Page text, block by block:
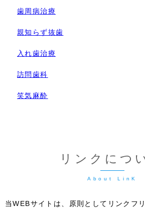
歯周病治療
親知らず抜歯
入れ歯治療
訪問歯科
笑気麻酔
リンクにつ
当WEBサイトは、原則としてリンクフリ